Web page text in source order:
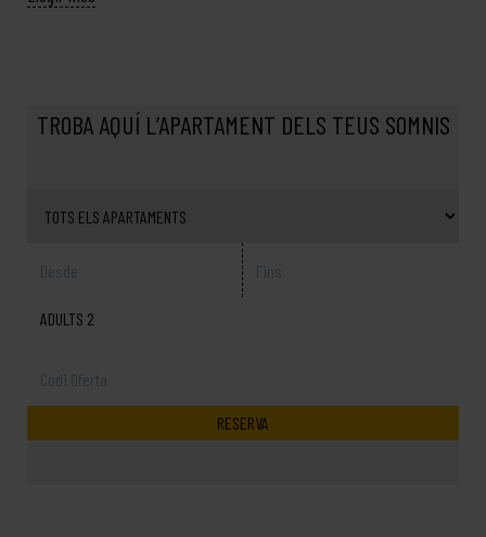
TROBA AQUÍ L’APARTAMENT DELS TEUS SOMNIS
ADULTS 2